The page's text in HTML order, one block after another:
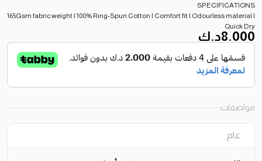
SPECIFICATIONS
165Gsm fabric weight | 100% Ring-Spun Cotton | Comfort fit | Odourless material |
Quick Dry
8.000د.ك
مواصفات
عام